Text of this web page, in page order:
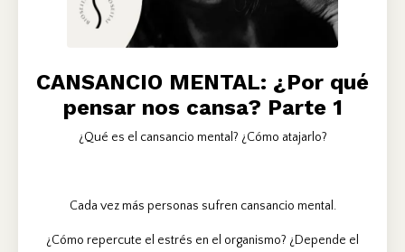
CANSANCIO MENTAL: ¿Por qué
pensar nos cansa? Parte 1
¿Qué es el cansancio mental? ¿Cómo atajarlo?
Cada vez más personas sufren cansancio mental.
¿Cómo repercute el estrés en el organismo? ¿Depende el